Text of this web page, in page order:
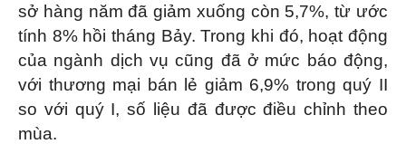
sở hàng năm đã giảm xuống còn 5,7%, từ ước
tính 8% hồi tháng Bảy. Trong khi đó, hoạt động
của ngành dịch vụ cũng đã ở mức báo động,
với thương mại bán lẻ giảm 6,9% trong quý II
so với quý I, số liệu đã được điều chỉnh theo
mùa.